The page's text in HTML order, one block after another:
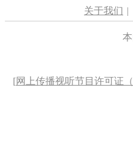
关于我们 |
[网上传播视听节目许可证（